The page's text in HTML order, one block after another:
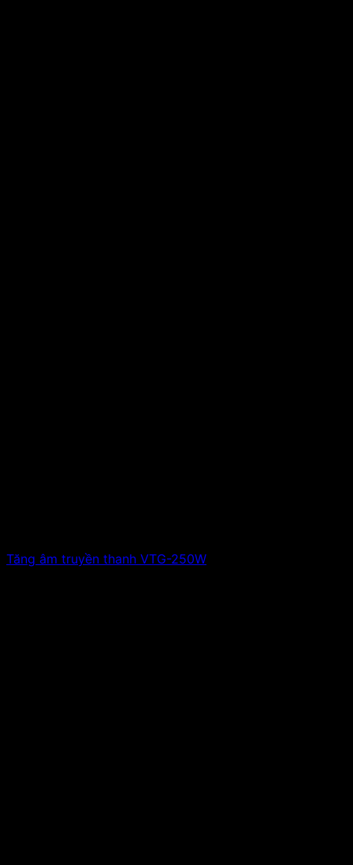
Tăng âm truyền thanh VTG-250W